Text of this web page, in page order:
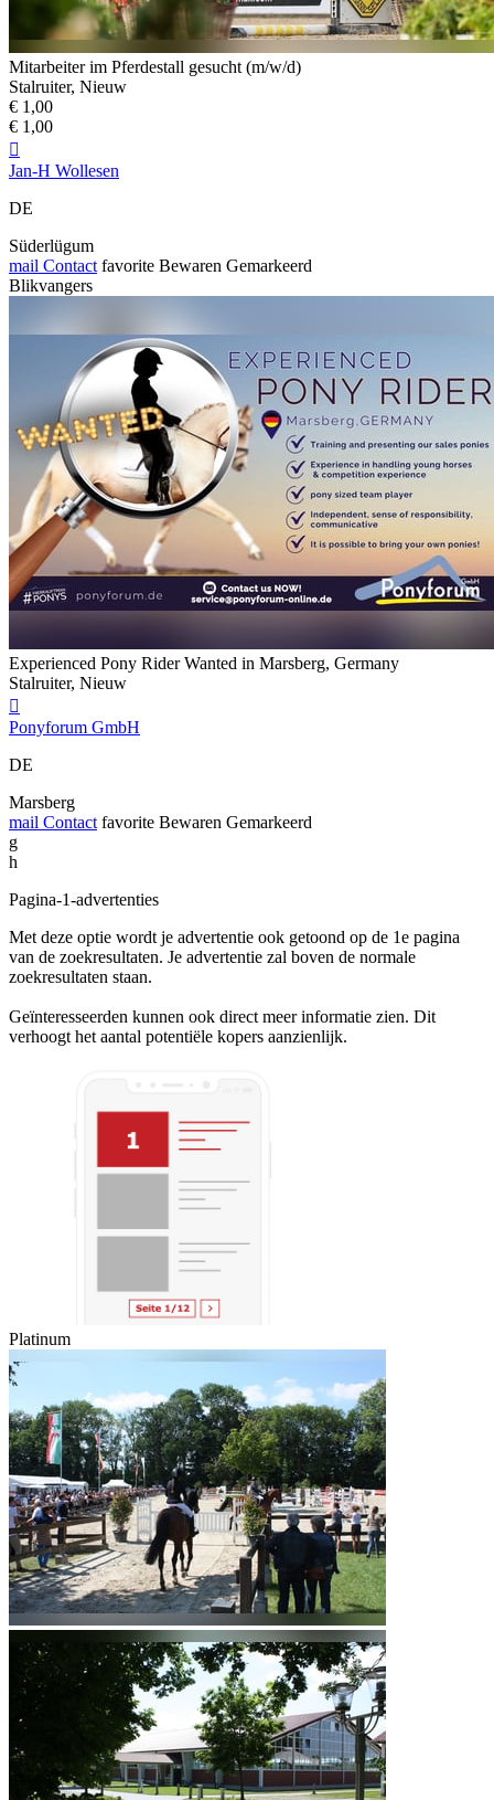
Mitarbeiter im Pferdestall gesucht (m/w/d)
Stalruiter, Nieuw
€ 1,00
€ 1,00

Jan-H Wollesen
DE
Süderlügum
mail Contact favorite Bewaren Gemarkeerd
Blikvangers
Experienced Pony Rider Wanted in Marsberg, Germany
Stalruiter, Nieuw

Ponyforum GmbH
DE
Marsberg
mail Contact favorite Bewaren Gemarkeerd
g
h
Pagina-1-advertenties
Met deze optie wordt je advertentie ook getoond op de 1e pagina
van de zoekresultaten. Je advertentie zal boven de normale
zoekresultaten staan.
Geïnteresseerden kunnen ook direct meer informatie zien. Dit
verhoogt het aantal potentiële kopers aanzienlijk.
Platinum